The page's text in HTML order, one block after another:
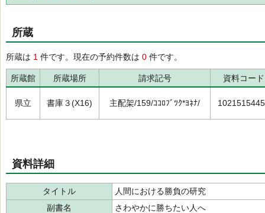
所蔵
所蔵は 1 件です。現在の予約件数は 0 件です。
所蔵館 所蔵場所 請求記号 資料コード
県立 書庫３(X16) 主配架/159/ｺｺﾛﾌﾞﾂｸ*ﾖﾈﾅ/
資料詳細
タイトル
人間における勝負の研究
副書名
さわやかに勝ちたい人へ